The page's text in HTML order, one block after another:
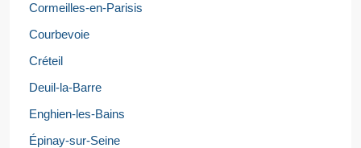
Cormeilles-en-Parisis
Courbevoie
Créteil
Deuil-la-Barre
Enghien-les-Bains
Épinay-sur-Seine